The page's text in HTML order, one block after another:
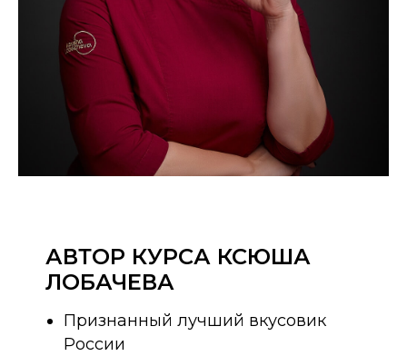
АВТОР КУРСА КСЮША
ЛОБАЧЕВА
Признанный лучший вкусовик
России